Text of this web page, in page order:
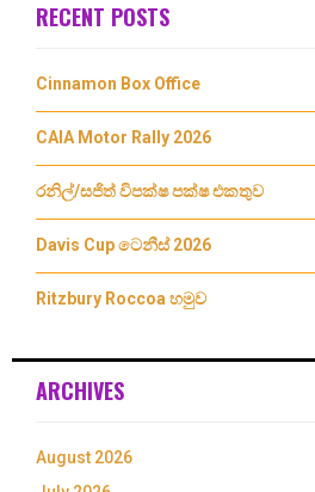
RECENT POSTS
Cinnamon Box Office
CAIA Motor Rally 2026
රනිල්/සජිත් විපක්ෂ පක්ෂ එකතුව
Davis Cup ටෙනීස් 2026
Ritzbury Roccoa හමුව
ARCHIVES
August 2026